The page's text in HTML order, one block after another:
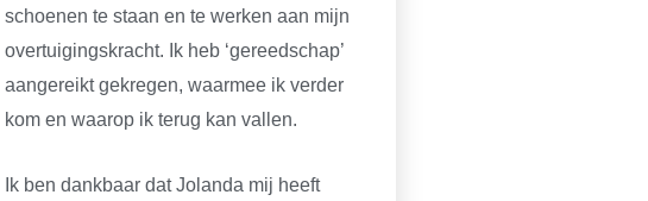
schoenen te staan en te werken aan mijn
overtuigingskracht. Ik heb ‘gereedschap’
aangereikt gekregen, waarmee ik verder
kom en waarop ik terug kan vallen.
Ik ben dankbaar dat Jolanda mij heeft